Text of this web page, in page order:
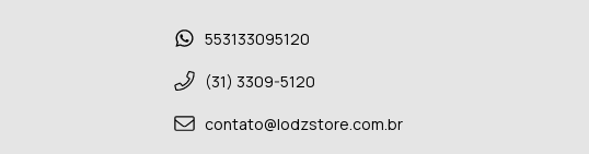
553133095120
(31) 3309-5120
contato@lodzstore.com.br